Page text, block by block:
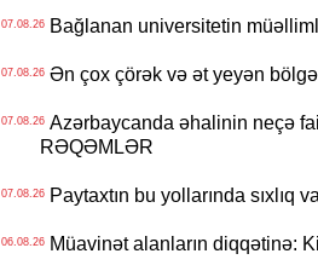
07.08.26Bağlanan universitetin
07.08.26Ən çox çörək və ət yeyən
07.08.26Azərbaycanda əhalinin neçə
RƏQƏMLƏR
07.08.26Paytaxtın bu yollarında sıxlıq
06.08.26Müavinət alanların diqqətinə: